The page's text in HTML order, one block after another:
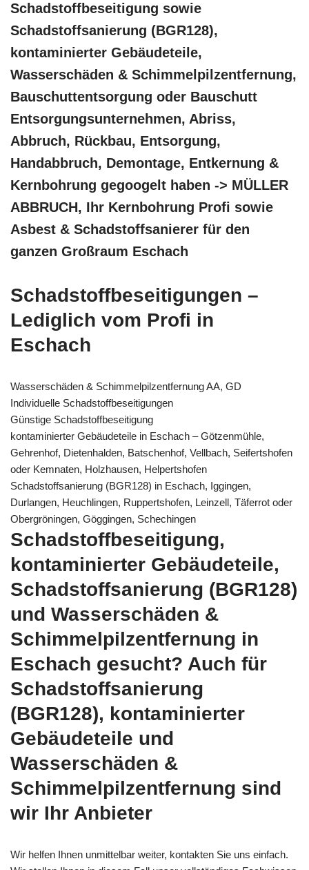
Schadstoffbeseitigung sowie
Schadstoffsanierung (BGR128),
kontaminierter Gebäudeteile,
Wasserschäden & Schimmelpilzentfernung,
Bauschuttentsorgung oder Bauschutt
Entsorgungsunternehmen, Abriss,
Abbruch, Rückbau, Entsorgung,
Handabbruch, Demontage, Entkernung &
Kernbohrung gegoogelt haben -> MÜLLER
ABBRUCH, Ihr Kernbohrung Profi sowie
Asbest & Schadstoffsanierer für den
ganzen Großraum Eschach
Schadstoffbeseitigungen –
Lediglich vom Profi in
Eschach
Wasserschäden & Schimmelpilzentfernung AA, GD
Individuelle Schadstoffbeseitigungen
Günstige Schadstoffbeseitigung
kontaminierter Gebäudeteile in Eschach – Götzenmühle,
Gehrenhof, Dietenhalden, Batschenhof, Vellbach, Seifertshofen
oder Kemnaten, Holzhausen, Helpertshofen
Schadstoffsanierung (BGR128) in Eschach, Iggingen,
Durlangen, Heuchlingen, Ruppertshofen, Leinzell, Täferrot oder
Obergröningen, Göggingen, Schechingen
Schadstoffbeseitigung,
kontaminierter Gebäudeteile,
Schadstoffsanierung (BGR128)
und Wasserschäden &
Schimmelpilzentfernung in
Eschach gesucht? Auch für
Schadstoffsanierung
(BGR128), kontaminierter
Gebäudeteile und
Wasserschäden &
Schimmelpilzentfernung sind
wir Ihr Anbieter
Wir helfen Ihnen unmittelbar weiter, kontakten Sie uns einfach.